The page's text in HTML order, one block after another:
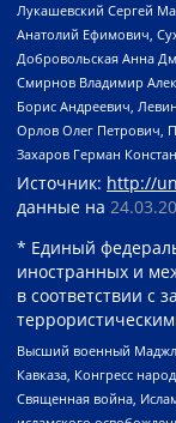
Лукашевский Сергей
Анатолий Ефимович,
Добровольская Анна
Смирнов Владимир
Борис Андреевич,
Орлов Олег Петрович,
Захаров Герман
Источник: http://
данные на
* Единый
иностранных и
в соответствии с
Высший военный
Кавказа, Конгресс
Священная война,